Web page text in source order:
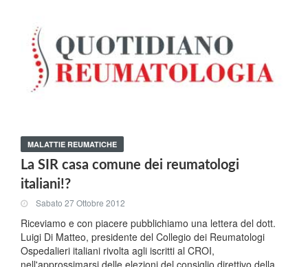
MALATTIE REUMATICHE
La SIR casa comune dei reumatologi
italiani!?
Sabato 27 Ottobre 2012
Riceviamo e con piacere pubblichiamo una lettera del dott.
Luigi Di Matteo, presidente del Collegio dei Reumatologi
Ospedalieri italiani rivolta agli iscritti al CROI,
nell'approssimarsi delle elezioni del consiglio direttivo della